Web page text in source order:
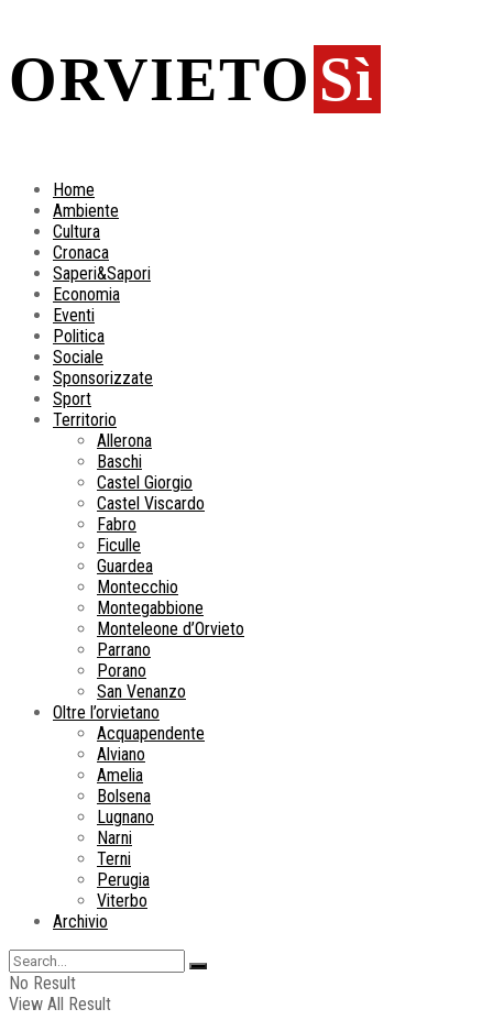
ORVIETO Sì
Home
Ambiente
Cultura
Cronaca
Saperi&Sapori
Economia
Eventi
Politica
Sociale
Sponsorizzate
Sport
Territorio
Allerona
Baschi
Castel Giorgio
Castel Viscardo
Fabro
Ficulle
Guardea
Montecchio
Montegabbione
Monteleone d’Orvieto
Parrano
Porano
San Venanzo
Oltre l’orvietano
Acquapendente
Alviano
Amelia
Bolsena
Lugnano
Narni
Terni
Perugia
Viterbo
Archivio
No Result
View All Result